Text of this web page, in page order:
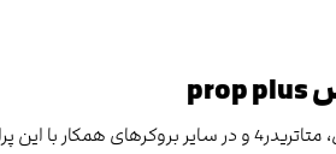
prop plus
ارائه می‌باشد.